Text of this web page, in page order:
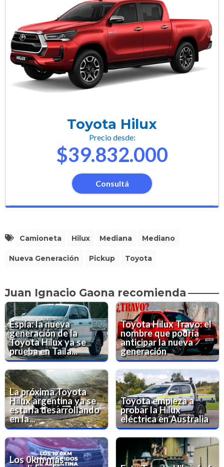
Toyota Hilux
Precio desde:
$39.832.000
Consultá
Camioneta Hilux Mediana Mediano
Nueva Generación Pickup Toyota
Juan Ignacio Gaona recomienda
Espía: la nueva
generación de la
Toyota Hilux ya se
prueba en Taila...
Toyota Hilux Travo: el
nombre que podría
anticipar la nueva
generación
La próxima Toyota
Hilux argentina ya se
estaría desarrollando
en la...
Toyota empieza a
probar la Hilux
eléctrica en Australia
Los 0km más